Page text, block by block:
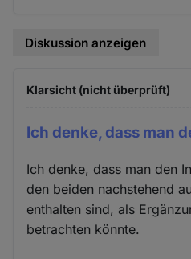
Diskussion anzeigen
Klarsicht (nicht überprüft)
Ich denke, dass man
Ich denke, dass man den
den beiden nachstehend
enthalten sind, als
betrachten könnte.